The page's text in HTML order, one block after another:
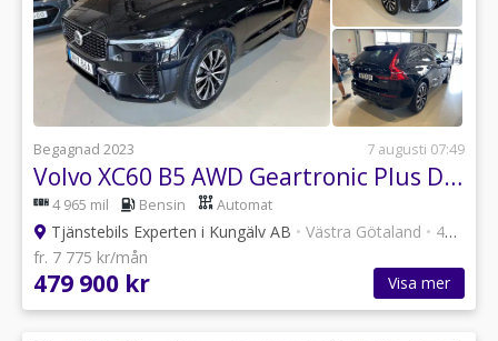
Begagnad 2023 7 augusti 07:49
Volvo XC60 B5 AWD Geartronic Plus Dark 250hk 360 / H/K / Drag
4 965 mil Bensin Automat
Tjänstebils Experten i Kungälv AB • Västra Götaland • 47 annonser
fr. 7 775 kr/mån
479 900 kr Visa mer